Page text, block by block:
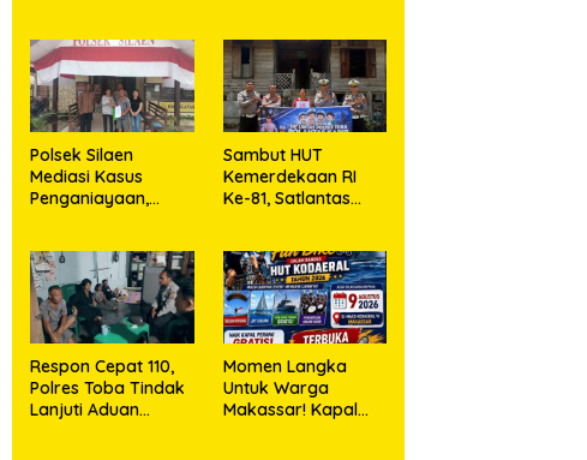
Polsek Silaen
Mediasi Kasus
Penganiayaan,
Sambut HUT
Kemerdekaan RI
Ke-81, Satlantas
Warga Kurang
Mampu
Respon Cepat 110,
Polres Toba Tindak
Lanjuti Aduan
Momen Langka
Untuk Warga
Makassar! Kapal